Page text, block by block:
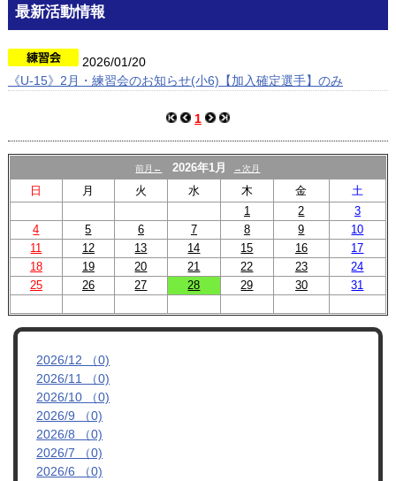
スタッフ/選手一覧
スケジュール
最新活動情報
2026/01/20
《U-15》2月・練習会のお知らせ(小6)【加入確定選手】のみ
1
前月← 2026年1月 →次月
日 月 火 水 木 金
土
1
2
3
4
5 6 7 8 9
10
11
12 13 14 15 16
17
18
19 20 21 22 23
24
25
26 27 28 29 30 31
2026/12 （0)
2026/11 （0)
2026/10 （0)
2026/9 （0)
2026/8 （0)
2026/7 （0)
2026/6 （0)